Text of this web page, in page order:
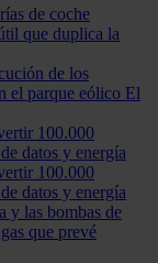
de coche
que duplica la
de los
el parque eólico El
100.000
datos y energía
100.000
datos y energía
y las bombas de
que prevé